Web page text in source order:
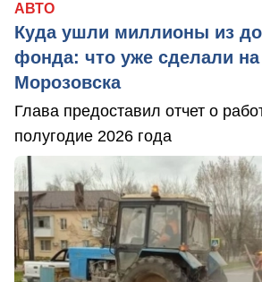
АВТО
Куда ушли миллионы из
фонда: что уже сделали на
Морозовска
Глава предоставил отчет о
полугодие 2026 года